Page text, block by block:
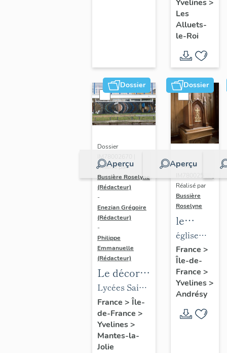
Saint-
Nicolas
Yvelines>
Les
Alluets-
le-Roi
Dossier
Aperçu
Dossier
IM78002670 |
Réalisé par
Bussière Roselyne
(Rédacteur)
-
Enezian Grégoire
(Rédacteur)
-
Philippe
Emmanuelle
(Rédacteur)
Le décor
des lycées
de Mantes
Lycées Saint-
Exupéry et
Jean Rostand
France > Île-
de-France >
Yvelines>
Mantes-la-
Jolie
Dossier
Aperçu
Dossier
Réalisé par
Bussière
Roselyne
le
mobilier
de
l'église
Saint-
Germain-
de-
Paris
église
paroissiale
Saint-
Germain
France >
Île-de-
France >
Yvelines>
Andrésy